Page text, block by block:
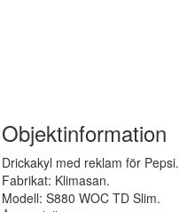
Objektinformation
Drickakyl med reklam för Pepsi.
Fabrikat: Klimasan.
Modell: S880 WOC TD Slim.